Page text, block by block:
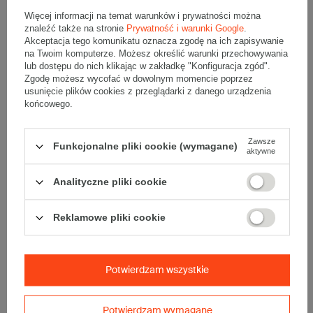
• producent:
PLAST
• Jednostka: Worek 1 kg
• Przybliżona ilość w opakowaniu:
przemyśle spożywczym, ogrodniczym, w bankach, biurach oraz w
Cechują je wysoka wytrzymałość, rozciągliwość, elastyczność jak i
produktach.
Gumki w ekonomiczny i prosty sposób pozwalają łączyć,
Więcej informacji na temat warunków i prywatności można
znaleźć także na stronie Prywatność i warunki Google.
Akceptacja tego komunikatu oznacza zgodę na ich zapisywanie
na Twoim komputerze. Możesz określić warunki przechowywania
lub dostępu do nich klikając w zakładkę "Konfiguracja zgód".
Zgodę możesz wycofać w dowolnym momencie poprzez
usunięcie plików cookies z przeglądarki z danego urządzenia
końcowego.
Funkcjonalne pliki cookie (wymagane)
Zawsze
aktywne
Analityczne pliki cookie
Reklamowe pliki cookie
Potwierdzam wymagane
Potwierdzam wszystkie